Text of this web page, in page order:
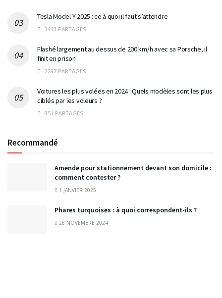
Tesla Model Y 2025 : ce à quoi il faut s’attendre
3443 PARTAGES
Flashé largement au dessus de 200 km/h avec sa Porsche, il
finit en prison
2287 PARTAGES
Voitures les plus volées en 2024 : Quels modèles sont les plus
ciblés par les voleurs ?
851 PARTAGES
Recommandé
Amende pour stationnement devant son domicile :
comment contester ?
1 JANVIER 2025
Phares turquoises : à quoi correspondent-ils ?
28 NOVEMBRE 2024